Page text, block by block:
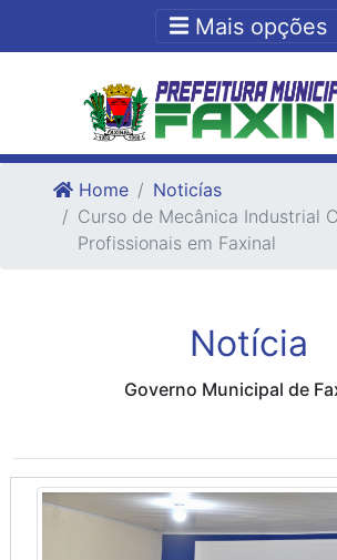
Ir para o fim do conteudo
Mais opções
Home
Noticías
Curso de Mecânica Industrial
Profissionais em Faxinal
Notícia
Governo Municipal de